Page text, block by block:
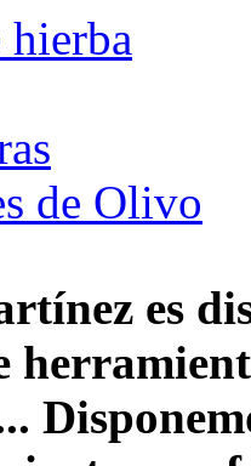
de Olivo
es